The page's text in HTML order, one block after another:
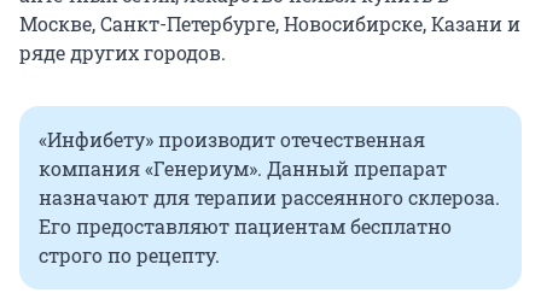
Москве, Санкт-Петербурге, Новосибирске, Казани и
ряде других городов.
«Инфибету» производит отечественная
компания «Генериум». Данный препарат
назначают для терапии рассеянного склероза.
Его предоставляют пациентам бесплатно
строго по рецепту.